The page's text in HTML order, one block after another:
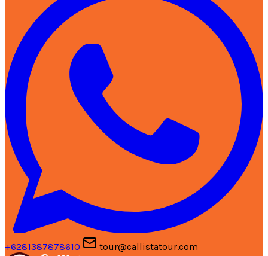
+6281387878610 tour@callistatour.com